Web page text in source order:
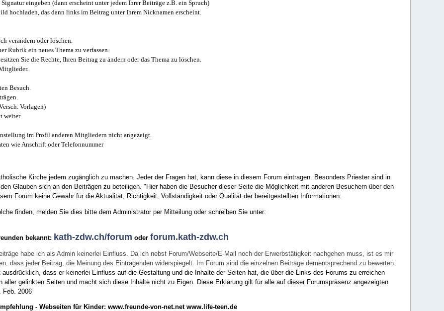
eingeben (dann erscheint unter jedem Ihrer Beiträge z.B. ein Spruch)
hochladen, das dann links im Beitrag unter Ihrem Nicknamen erscheint.
verändern oder löschen.
Rubrik ein neues Thema zu verfassen.
Sie die Rechte, Ihren Beitrag zu ändern oder das Thema zu löschen.
Besuch.
Vorlagen)
weiter
im Profil anderen Mitgliedern nicht angezeigt.
wie Anschrift oder Telefonnummer
Kirche jedem zugänglich zu machen. Jeder der Fragen hat, kann diese in diesem Forum eintragen. Besonders Priester sind in
Glauben sich an den Beiträgen zu beteiligen. "Hier haben die Besucher dieser Seite die Möglichkeit mit anderen Besuchern über den
Forum keine Gewähr für die Aktualität, Richtigkeit, Vollständigkeit oder Qualität der bereitgestellten Informationen.
finden, melden Sie dies bitte dem Administrator per Mitteilung oder schreiben Sie unter:
bekannt: kath-zdw.ch/forum oderforum.kath-zdw.ch
habe ich als Admin keinerlei Einfluss. Da ich nebst Forum/Webseite/E-Mail noch der Erwerbstätigkeit nachgehen muss, ist es mir
dass jeder Beitrag, die Meinung des Eintragenden widerspiegelt. Im Forum sind die einzelnen Beiträge dementsprechend zu bewerten.
dass er keinerlei Einfluss auf die Gestaltung und die Inhalte der Seiten hat, die über die Links des Forums zu erreichen
gelinkten Seiten und macht sich diese Inhalte nicht zu Eigen. Diese Erklärung gilt für alle auf dieser Forumspräsenz angezeigten
Feb. 2006
- Webseiten für Kinder: www.freunde-von-net.net www.life-teen.de